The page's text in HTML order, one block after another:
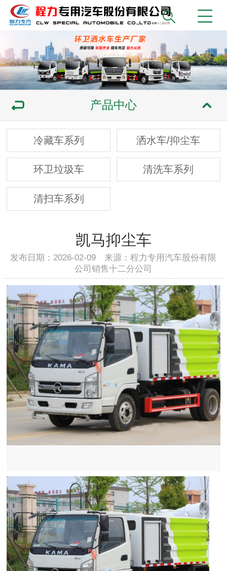
产品中心
冷藏车系列 洒水车/抑尘车
环卫垃圾车 清洗车系列
清扫车系列
凯马抑尘车
发布日期：2026-02-09 来源：程力专用汽车股份有限
公司销售十二分公司